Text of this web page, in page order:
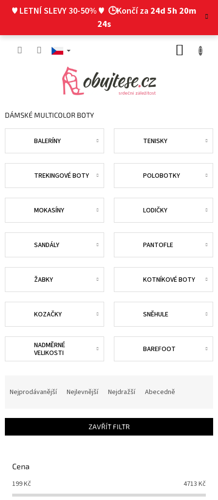
♥ LETNÍ SLEVY 30-50% ♥ 🕒Končí za 24d 5h 20m
23s
DÁMSKÉ MULTICOLOR BOTY
BALERÍNY TENISKY
TREKINGOVÉ BOTY POLOBOTKY
MOKASÍNY LODIČKY
SANDÁLY PANTOFLE
ŽABKY KOTNÍKOVÉ BOTY
KOZAČKY SNĚHULE
NADMĚRNÉ
VELIKOSTI
BAREFOOT
í
Nejprodávanější Nejlevnější Nejdražší Abecedně
ZAVŘÍT FILTR
Cena
199Kč 4713 Kč